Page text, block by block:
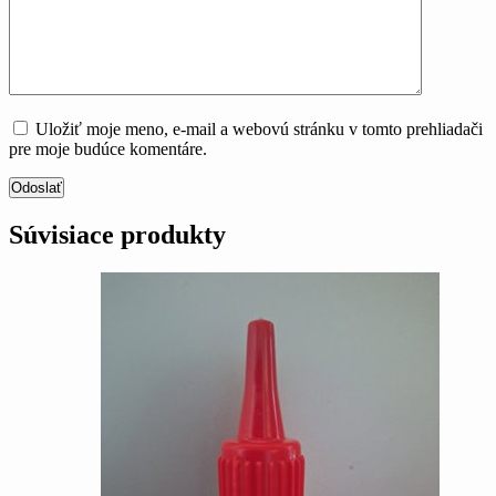
Uložiť moje meno, e-mail a webovú stránku v tomto prehliadači
pre moje budúce komentáre.
Odoslať
Súvisiace produkty